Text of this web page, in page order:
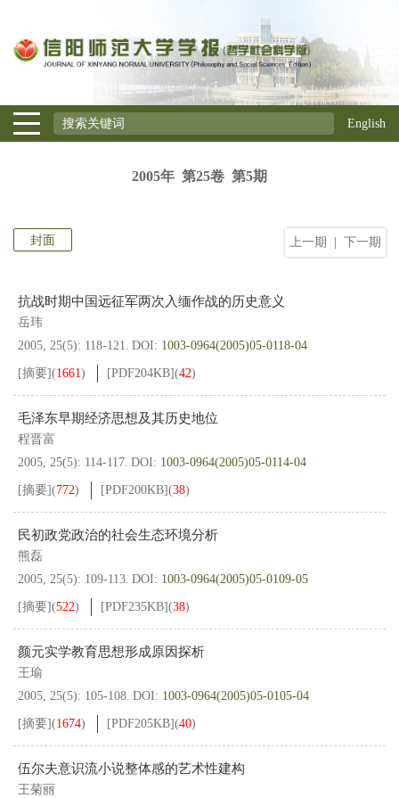
English
2005年 第25卷 第5期
上一期 下一期
封面
抗战时期中国远征军两次入缅作战的历史意义
岳玮
2005, 25(5): 118-121. DOI: 1003-0964(2005)05-0118-04
[摘要](1661) [PDF204KB](42)
毛泽东早期经济思想及其历史地位
程晋富
2005, 25(5): 114-117. DOI: 1003-0964(2005)05-0114-04
[摘要](772) [PDF200KB](38)
民初政党政治的社会生态环境分析
熊磊
2005, 25(5): 109-113. DOI: 1003-0964(2005)05-0109-05
[摘要](522) [PDF235KB](38)
颜元实学教育思想形成原因探析
王瑜
2005, 25(5): 105-108. DOI: 1003-0964(2005)05-0105-04
[摘要](1674) [PDF205KB](40)
伍尔夫意识流小说整体感的艺术性建构
王菊丽